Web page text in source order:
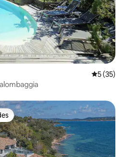
5 de uma
5 (35)
dos hóspedes